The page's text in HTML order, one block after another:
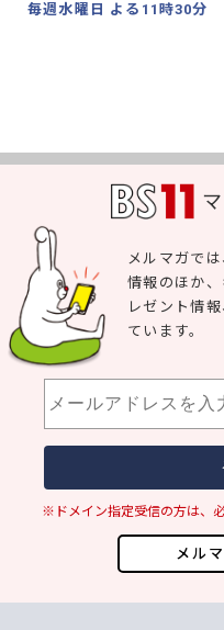
毎週水曜日 よる11時30分
メル
メルマガで
情報のほか
レゼント情
ています。
※ドメイン指定受信の方は、